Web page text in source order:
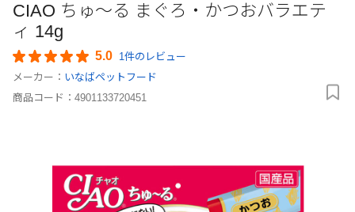
CIAO ちゅ～る まぐろ・かつおバラエテ
ィ 14g
5.0 1件のレビュー
メーカー： いなばペットフード
商品コード： 4901133720451